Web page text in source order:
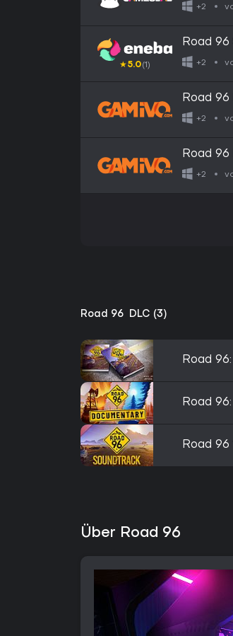
+2
★5.0(1)
Road
+2
Road
+2
Road 96
+2
Road 96 ️ DLC (3)
Road
Road
Road
Über Road 96 ️